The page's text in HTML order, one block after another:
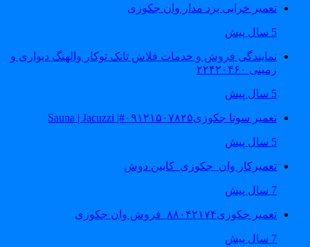
تعمیر خرابی برد مدار وان جکوزی
نمایندگی فروش و خدمات فلاش تانک توکار والهنگ دیواری و
زمینی ۲۲۴۲۰۴۶۰
تعمیر سونا جکوزی۰۹۱۲۱۵۰۷۸۲۵#| Sauna | Jacuzzi
تعمیرکار وان_جکوزی_کابین دوش
تعمیر جکوزی۸۸۰۴۲۱۷۴_فروش وان جکوزی